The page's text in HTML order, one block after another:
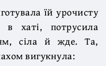
їй урочисту
хаті, потрусила
сіла й жде. Та,
вигукнула: